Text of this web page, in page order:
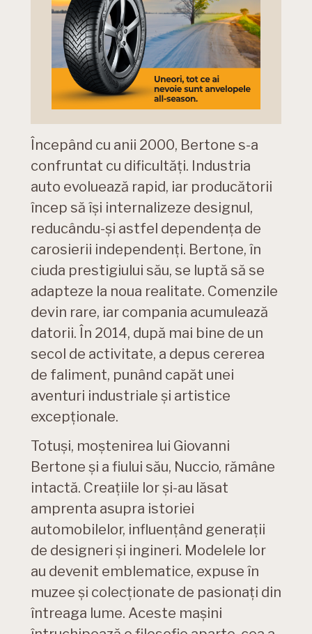
Începând cu anii 2000, Bertone s-a
confruntat cu dificultăți. Industria
auto evoluează rapid, iar producătorii
încep să își internalizeze designul,
reducându-și astfel dependența de
carosierii independenți. Bertone, în
ciuda prestigiului său, se luptă să se
adapteze la noua realitate. Comenzile
devin rare, iar compania acumulează
datorii. În 2014, după mai bine de un
secol de activitate, a depus cererea
de faliment, punând capăt unei
aventuri industriale și artistice
excepționale.
Totuși, moștenirea lui Giovanni
Bertone și a fiului său, Nuccio, rămâne
intactă. Creațiile lor și-au lăsat
amprenta asupra istoriei
automobilelor, influențând generații
de designeri și ingineri. Modelele lor
au devenit emblematice, expuse în
muzee și colecționate de pasionați din
întreaga lume. Aceste mașini